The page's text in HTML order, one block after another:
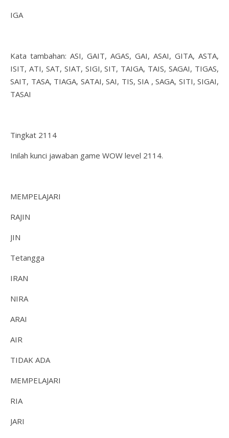
IGA
Kata tambahan: ASI, GAIT, AGAS, GAI, ASAI, GITA, ASTA,
ISIT, ATI, SAT, SIAT, SIGI, SIT, TAIGA, TAIS, SAGAI, TIGAS,
SAIT, TASA, TIAGA, SATAI, SAI, TIS, SIA , SAGA, SITI, SIGAI,
TASAI
Tingkat 2114
Inilah kunci jawaban game WOW level 2114.
MEMPELAJARI
RAJIN
JIN
Tetangga
IRAN
NIRA
ARAI
AIR
TIDAK ADA
MEMPELAJARI
RIA
JARI